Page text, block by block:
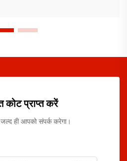
कोट प्राप्त करें
जल्द ही आपको संपर्क करेगा।